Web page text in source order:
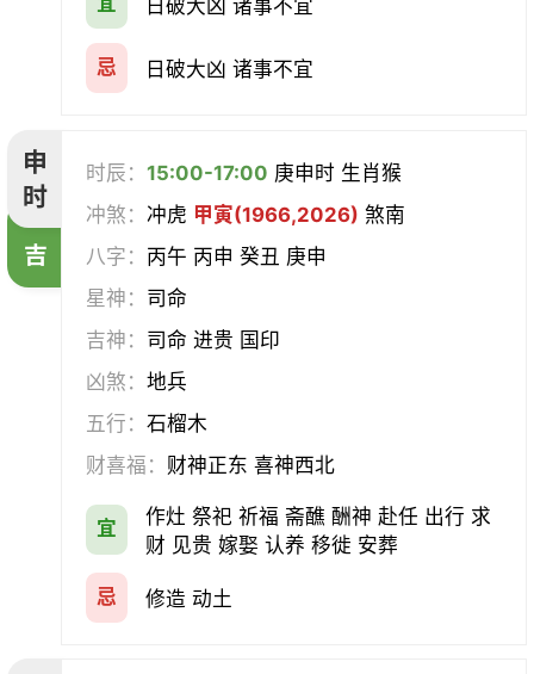
日破大凶 诸事不宜
忌 日破大凶 诸事不宜
申
时
吉
时辰：15:00-17:00 庚申时 生肖猴
冲煞：冲虎 甲寅(1966,2026) 煞南
八字： 丙午 丙申 癸丑 庚申
星神： 司命
吉神： 司命 进贵 国印
凶煞：地兵
五行：石榴木
财喜福： 财神正东 喜神西北
宜
作灶 祭祀 祈福 斋醮 酬神 赴任 出行 求
财 见贵 嫁娶 认养 移徙 安葬
忌 修造 动土